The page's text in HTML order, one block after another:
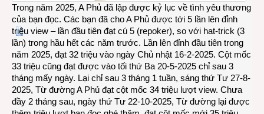
Trong năm 2025, A Phủ đã lập được kỷ lục về tình yêu thương
của bạn đọc. Các bạn đã cho A Phủ được tới 5 lần lên đỉnh
triệu view – lần đầu tiên đạt cú 5 (repoker), so với hat-trick (3
lần) trong hầu hết các năm trước. Lần lên đỉnh đầu tiên trong
năm 2025, đạt 32 triệu vào ngày Chủ nhật 16-2-2025. Cột mốc
33 triệu cũng đạt được vào tối thứ Ba 20-5-2025 chỉ sau 3
tháng mấy ngày. Lại chỉ sau 3 tháng 1 tuần, sáng thứ Tư 27-8-
2025, Từ đường A Phủ đạt cột mốc 34 triệu lượt view. Chưa
đầy 2 tháng sau, ngày thứ Tư 22-10-2025, Từ đường lại được